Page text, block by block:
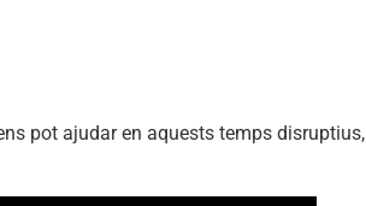
pot ajudar en aquests temps disruptius,